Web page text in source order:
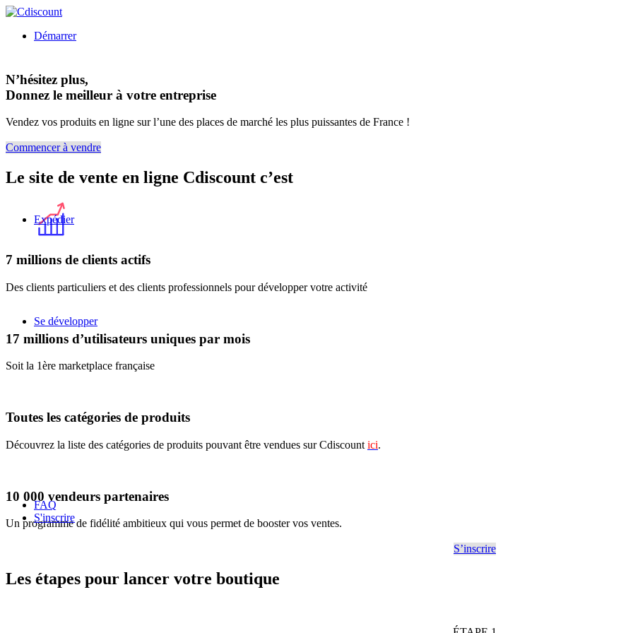
Démarrer
Expédier
Se développer
FAQ
S'inscrire
N’hésitez plus,
Donnez le meilleur à votre entreprise
Vendez vos produits en ligne sur l’une des places de marché les plus puissantes de France !
Commencer à vendre
Le site de vente en ligne Cdiscount c’est
7 millions de clients actifs
Des clients particuliers et des clients professionnels pour développer votre activité
17 millions d’utilisateurs uniques par mois
Soit la 1ère marketplace française
Toutes les catégories de produits
Découvrez la liste des catégories de produits pouvant être vendues sur Cdiscount ici.
10 000 vendeurs partenaires
Un programme de fidélité ambitieux qui vous permet de booster vos ventes.
S’inscrire
Les étapes pour lancer votre boutique